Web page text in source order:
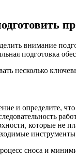
внимание
подготовка
несколько
и определите,
которые не
сноса и